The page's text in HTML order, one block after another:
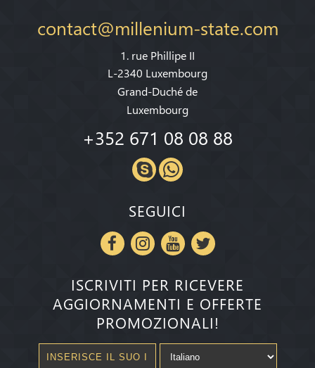
contact@millenium-state.com
1. rue Phillipe II
L-2340 Luxembourg
Grand-Duché de
Luxembourg
+352 671 08 08 88
SEGUICI
ISCRIVITI PER RICEVERE
AGGIORNAMENTI E OFFERTE
PROMOZIONALI!